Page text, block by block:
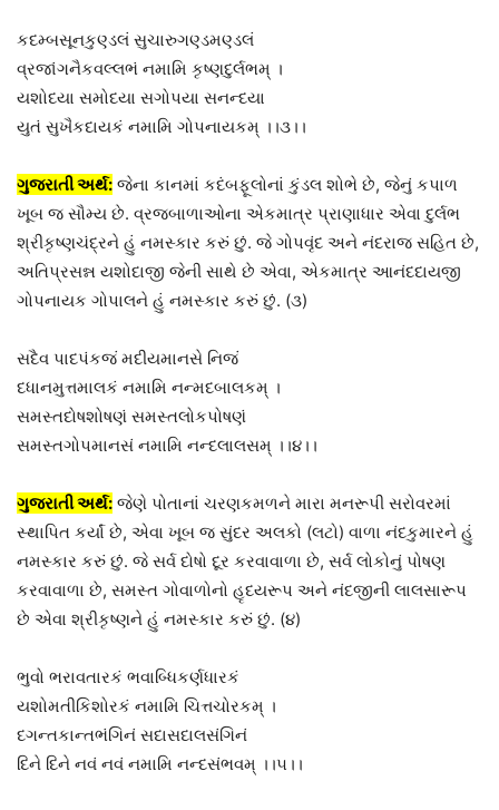
કદમ્બસૂનકુણ્ડલં સુચારુગણ્ડમણ્ડલં
વ્રજાંગનૈકવલ્લભં નમામિ કૃષ્ણદુર્લભમ્ ।
યશોદયા સમોદયા સગોપયા સનન્દયા
યુતં સુખૈકદાયકં નમામિ ગોપનાયકમ્ ।।૩।।
ગુજરાતી અર્થ: જેના કાનમાં કદંબફૂલોનાં કુંડલ શોભે છે, જેનું કપાળ
ખૂબ જ સૌમ્ય છે. વ્રજબાળાઓના એકમાત્ર પ્રાણાધાર એવા દુર્લભ
શ્રીકૃષ્ણચંદ્રને હું નમસ્કાર કરું છું. જે ગોપવૃંદ અને નંદરાજ સહિત છે,
અતિપ્રસન્ન યશોદાજી જેની સાથે છે એવા, એકમાત્ર આનંદદાયજી
ગોપનાયક ગોપાલને હું નમસ્કાર કરું છું. (૩)
સદૈવ પાદપંકજં મદીયમાનસે નિજં
દધાનમુત્તમાલકં નમામિ નન્મદબાલકમ્ ।
સમસ્તદોષશોષણં સમસ્તલોકપોષણં
સમસ્તગોપમાનસં નમામિ નન્દલાલસમ્ ।।૪।।
ગુજરાતી અર્થ: જેણે પોતાનાં ચરણકમળને મારા મનરૂપી સરોવરમાં
સ્થાપિત કર્યાં છે, એવા ખૂબ જ સુંદર અલકો (લટો) વાળા નંદકુમારને હું
નમસ્કાર કરું છું. જે સર્વ દોષો દૂર કરવાવાળા છે, સર્વ લોકોનું પોષણ
કરવાવાળા છે, સમસ્ત ગોવાળોનો હૃદયરૂપ અને નંદજીની લાલસારૂપ
છે એવા શ્રીકૃષ્ણને હું નમસ્કાર કરું છું. (૪)
ભુવો ભરાવતારકં ભવાબ્ધિકર્ણધારકં
યશોમતીકિશોરકં નમામિ ચિત્તચોરકમ્ ।
દગન્તકાન્તભંગિનં સદાસદાલસંગિનં
દિને દિને નવં નવં નમામિ નન્દસંભવમ્ ।।૫।।